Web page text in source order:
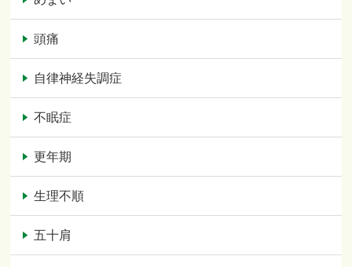
頭痛
自律神経失調症
不眠症
更年期
生理不順
五十肩